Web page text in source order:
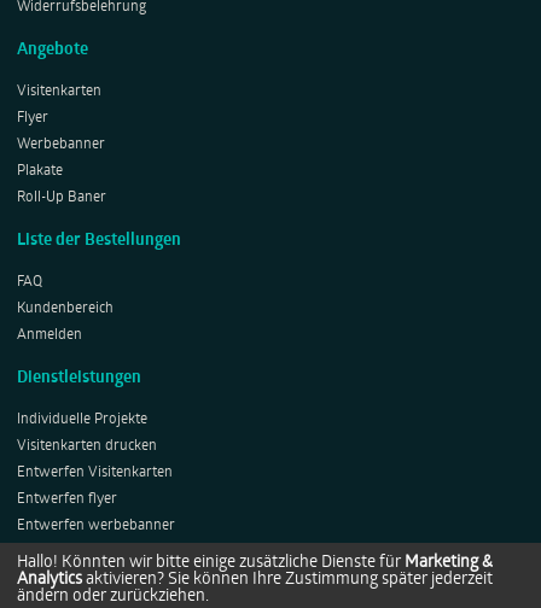
Widerrufsbelehrung
Angebote
Visitenkarten
Flyer
Werbebanner
Plakate
Roll-Up Baner
Liste der Bestellungen
FAQ
Kundenbereich
Anmelden
Dienstleistungen
Individuelle Projekte
Visitenkarten drucken
Entwerfen Visitenkarten
Entwerfen flyer
Entwerfen werbebanner
Entwerfen Plakates
Entwerfen Roll-ups
Hallo! Könnten wir bitte einige zusätzliche Dienste für Marketing &
Analytics aktivieren? Sie können Ihre Zustimmung später jederzeit
ändern oder zurückziehen.